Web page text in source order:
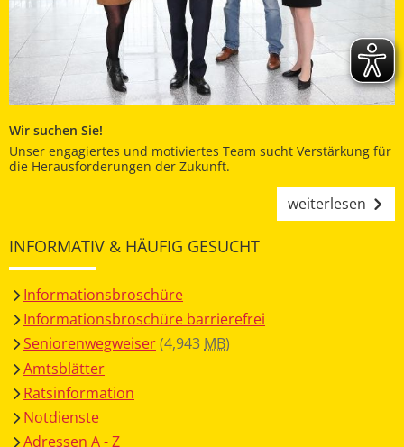
Wir suchen Sie!
Unser engagiertes und motiviertes Team sucht Verstärkung für
die Herausforderungen der Zukunft.
weiterlesen
INFORMATIV & HÄUFIG GESUCHT
Informationsbroschüre
Informationsbroschüre barrierefrei
Seniorenwegweiser(4,943 MB)
Amtsblätter
Ratsinformation
Notdienste
Adressen A - Z